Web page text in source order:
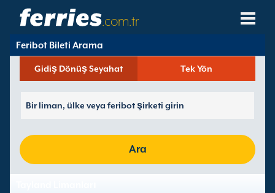
.com.tr
Feribot Şirketleri
Feribot Destinasyonları
Feribot Hatları
Feribot Limanları
Rezervasyonları Yönet
Feribot Bileti Arama
Gidiş Dönüş Seyahat Tek Yön
Ara